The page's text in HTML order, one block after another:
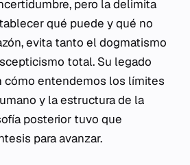
pero la delimita
qué puede y qué no
evita tanto el dogmatismo
total. Su legado
cómo entendemos los límites
y la estructura de la
posterior tuvo que
para avanzar.